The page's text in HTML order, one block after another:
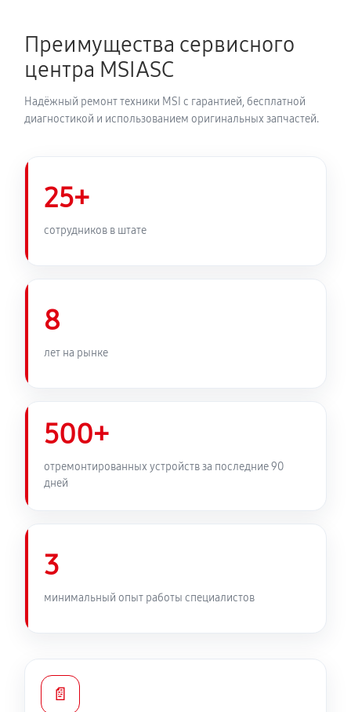
Преимущества сервисного
центра MSIASC
Надёжный ремонт техники MSI с гарантией, бесплатной
диагностикой и использованием оригинальных запчастей.
25+
сотрудников в штате
8
лет на рынке
500+
отремонтированных устройств за последние 90
дней
3
минимальный опыт работы специалистов
📄